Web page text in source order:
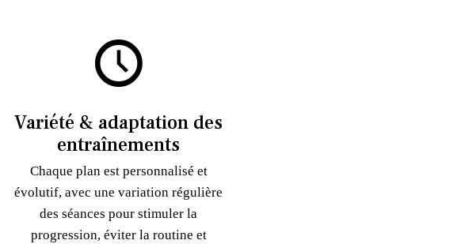
Variété & adaptation des
entraînements
Chaque plan est personnalisé et
évolutif, avec une variation régulière
des séances pour stimuler la
progression, éviter la routine et